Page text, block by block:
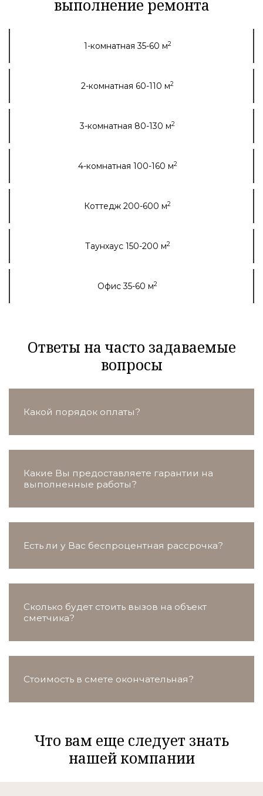
выполнение ремонта
1-комнатная 35-60 м2
2-комнатная 60-110 м2
3-комнатная 80-130 м2
4-комнатная 100-160 м2
Коттедж 200-600 м2
Таунхаус 150-200 м2
Офис 35-60 м2
Ответы на часто задаваемые
вопросы
Какой порядок оплаты?
Какие Вы предоставляете гарантии на
выполненные работы?
Есть ли у Вас беспроцентная рассрочка?
Сколько будет стоить вызов на объект
сметчика?
Стоимость в смете окончательная?
Что вам еще следует знать
нашей компании